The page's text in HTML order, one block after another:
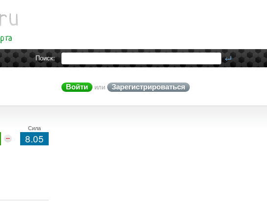
Поиск:
Войти или Зарегистрироваться
Сила
8.05